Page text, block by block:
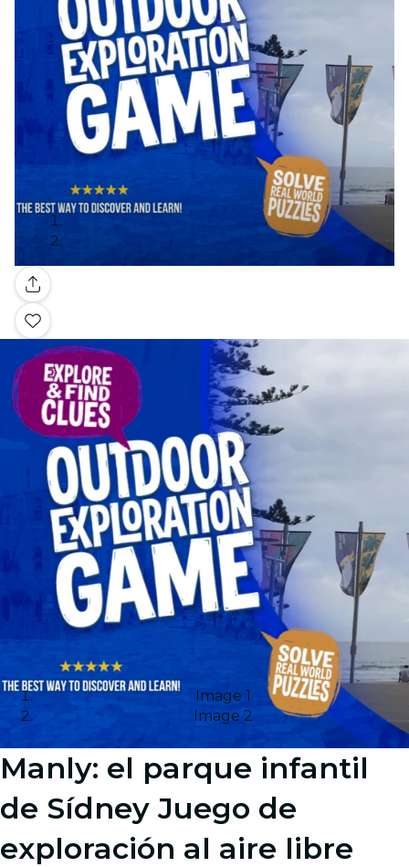
Galería
Image 1
Image 2
Manly: el parque infantil
de Sídney Juego de
exploración al aire libre